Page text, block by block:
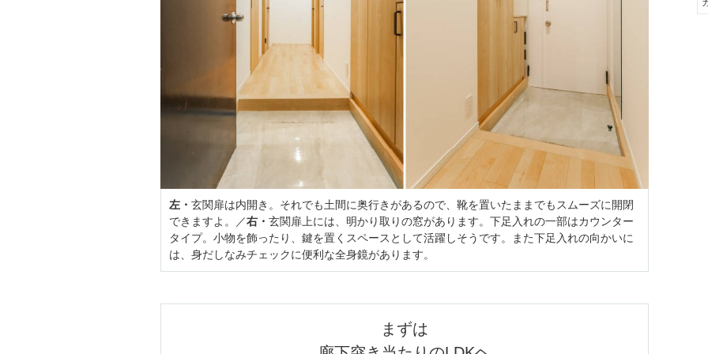
左・ 玄関扉は内開き。それでも土間に奥行きがあるので、靴を置いたままでもスムーズに開閉
できますよ。／右・ 玄関扉上には、明かり取りの窓があります。下足入れの一部はカウンター
タイプ。小物を飾ったり、鍵を置くスペースとして活躍しそうです。また下足入れの向かいに
は、身だしなみチェックに便利な全身鏡があります。
まずは